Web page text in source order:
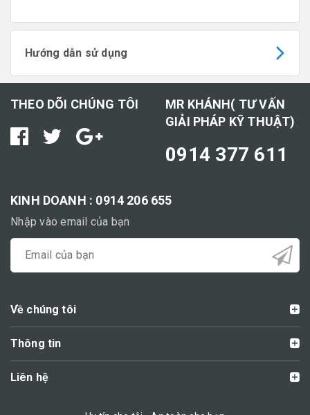
Hướng dẫn sử dụng
THEO DÕI CHÚNG TÔI
MR KHÁNH( TƯ VẤN
GIẢI PHÁP KỸ THUẬT)
0914 377 611
KINH DOANH : 0914 206 655
Nhập vào email của bạn
Về chúng tôi
Thông tin
Liên hệ